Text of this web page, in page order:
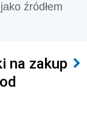
źródłem
na zakup